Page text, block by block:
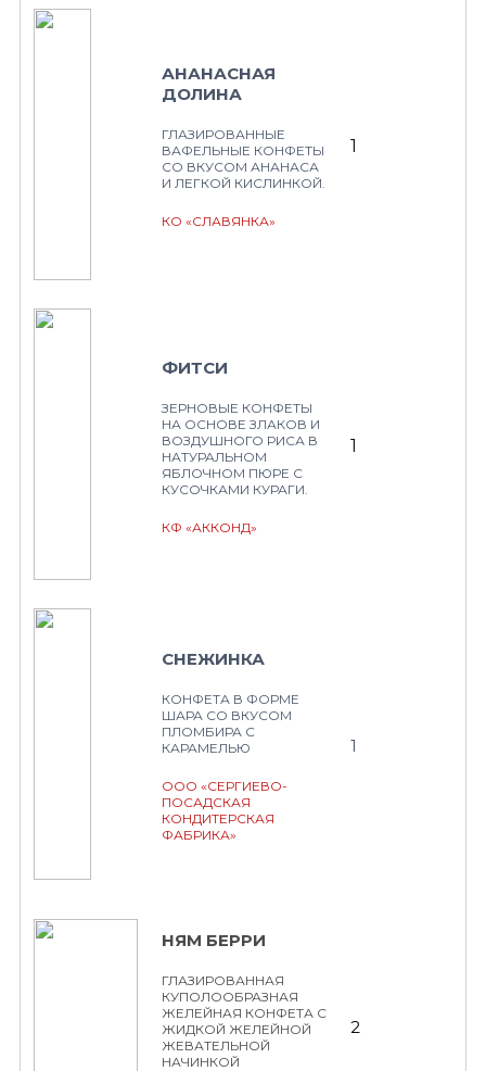
АНАНАСНАЯ
ДОЛИНА
ГЛАЗИРОВАННЫЕ
ВАФЕЛЬНЫЕ КОНФЕТЫ
СО ВКУСОМ АНАНАСА
И ЛЕГКОЙ КИСЛИНКОЙ.
КО «СЛАВЯНКА»
1
ФИТСИ
ЗЕРНОВЫЕ КОНФЕТЫ
НА ОСНОВЕ ЗЛАКОВ И
ВОЗДУШНОГО РИСА В
НАТУРАЛЬНОМ
ЯБЛОЧНОМ ПЮРЕ С
КУСОЧКАМИ КУРАГИ.
КФ «АККОНД»
1
СНЕЖИНКА
КОНФЕТА В ФОРМЕ
ШАРА СО ВКУСОМ
ПЛОМБИРА С
КАРАМЕЛЬЮ
ООО «СЕРГИЕВО-
ПОСАДСКАЯ
КОНДИТЕРСКАЯ
ФАБРИКА»
1
НЯМ БЕРРИ
ГЛАЗИРОВАННАЯ
КУПОЛООБРАЗНАЯ
ЖЕЛЕЙНАЯ КОНФЕТА С
ЖИДКОЙ ЖЕЛЕЙНОЙ
ЖЕВАТЕЛЬНОЙ
НАЧИНКОЙ
2